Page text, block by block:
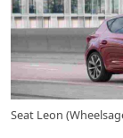
Seat Leon